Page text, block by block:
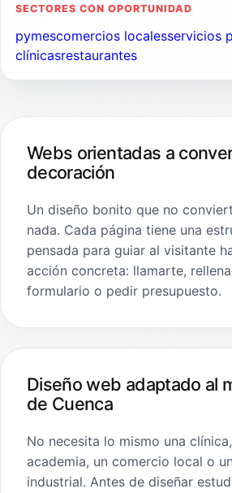
SECTORES CON OPORTUNIDAD
pymescomercios localesservicios
clínicasrestaurantes
Webs orientadas a
decoración
Un diseño bonito que no
nada. Cada página tiene una
pensada para guiar al visitante
acción concreta: llamarte,
formulario o pedir presupuesto.
Diseño web adaptado al
de Cuenca
No necesita lo mismo una
academia, un comercio local o
industrial. Antes de diseñar